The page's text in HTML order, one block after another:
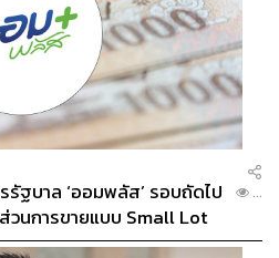
อธิบายเป็นคำพูดไม่ได้ ทั้งที่อาจ
ละเราเชื่อว่านั่นคือการตัดสิน
อย่างนั้นเราอาจได้เห็นFree
งที่ปราศจากภาพความสำเร็จ
อล แคพพิทัน ได้สำเร็จก็เป็นได้
วามเรียบง่าย
ฐบาล ‘ออมพลัส’ รอบถัดไป
วนการขายแบบ Small Lot
...